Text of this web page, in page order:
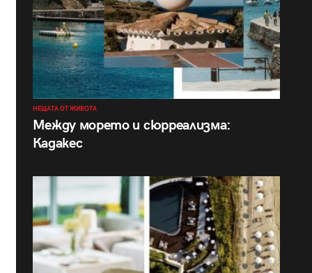
НЕЩАТА ОТ ЖИВОТА
Между морето и сюрреализма:
Кадакес